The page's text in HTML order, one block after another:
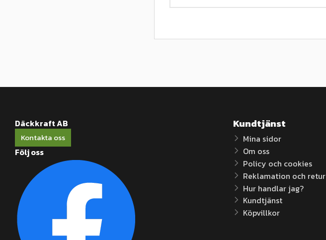
Däckkraft AB
Kontakta oss
Följ oss
Kundtjänst
Mina sidor
Om oss
Policy och cookies
Reklamation och retur
Hur handlar jag?
Kundtjänst
Köpvillkor